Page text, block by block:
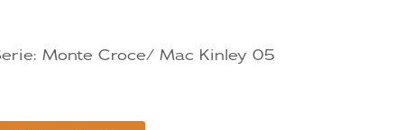
Monte Croce/ Mac Kinley 05